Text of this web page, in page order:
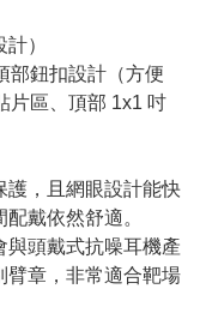
）
部鈕扣設計（方便
片區、頂部 1x1 吋
護，且網眼設計能快
戴依然舒適。
與頭戴式抗噪耳機產
臂章，非常適合靶場